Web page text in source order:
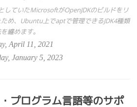
していたMicrosoftがOpenJDKのビルドをリ
め、Ubuntu上でaptで管理できるJDK4種類
纏めます。
April 11, 2021
January 5, 2023
・プログラム言語等のサポ